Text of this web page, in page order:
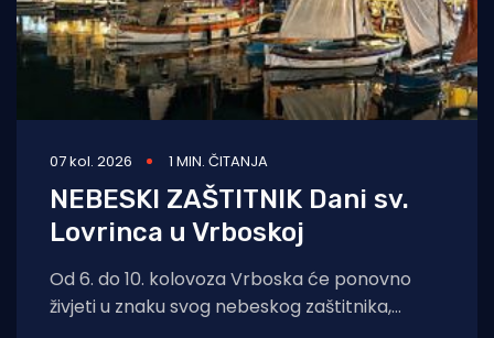
07 kol. 2026 1 MIN. ČITANJA
NEBESKI ZAŠTITNIK Dani sv.
Lovrinca u Vrboskoj
Od 6. do 10. kolovoza Vrboska će ponovno
živjeti u znaku svog nebeskog zaštitnika,